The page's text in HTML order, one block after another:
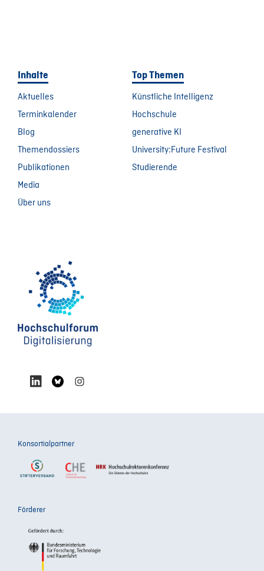
Inhalte
Aktuelles
Terminkalender
Blog
Themendossiers
Publikationen
Media
Über uns
Top Themen
Künstliche Intelligenz
Hochschule
generative KI
University:Future Festival
Studierende
Konsortialpartner
Förderer